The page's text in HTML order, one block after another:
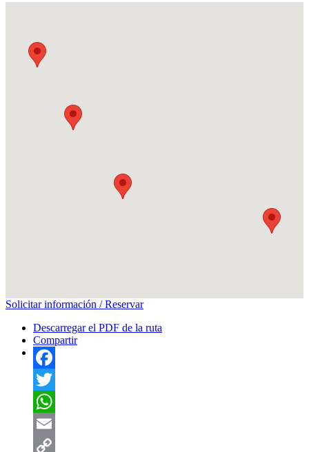
Solicitar información / Reservar
Descarregar el PDF de la ruta
Compartir
Facebook
Twitter
WhatsApp
Email